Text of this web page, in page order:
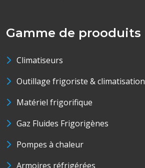
Gamme de prooduits
Climatiseurs
Outillage frigoriste & climatisation
Matériel frigorifique
Gaz Fluides Frigorigènes
Pompes à chaleur
Armoires réfrigérées